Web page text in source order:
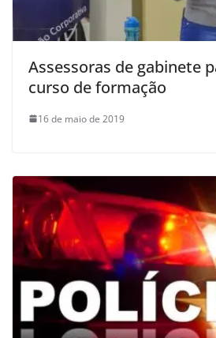
Assessoras de gabinete
curso de formação
16 de maio de 2019